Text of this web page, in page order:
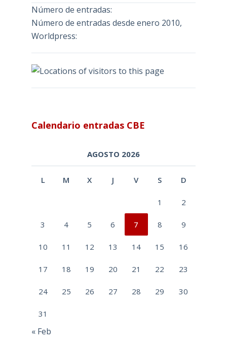
Número de entradas:
Número de entradas desde enero 2010,
Worldpress:
Calendario entradas CBE
AGOSTO 2026
L M X J V S D
1 2
3 4 5 6 7 8 9
10 11 12 13 14 15 16
17 18 19 20 21 22 23
24 25 26 27 28 29 30
31
« Feb